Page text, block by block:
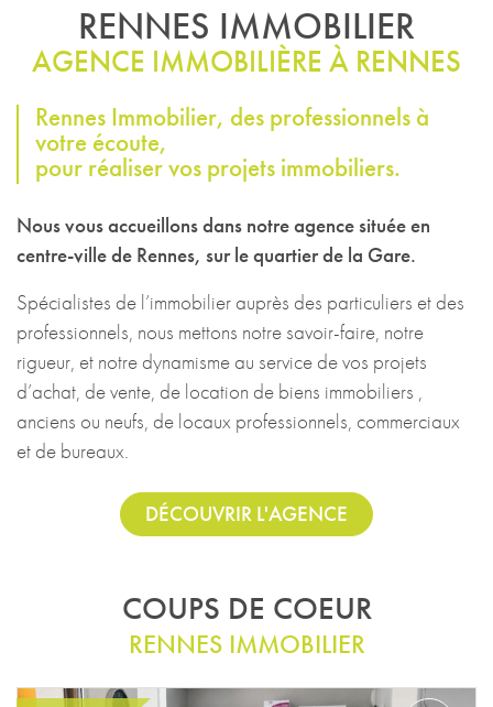
RENNES IMMOBILIER
AGENCE IMMOBILIÈRE À RENNES
Rennes Immobilier, des professionnels à
votre écoute,
pour réaliser vos projets immobiliers.
Nous vous accueillons dans notre agence située en
centre-ville de Rennes, sur le quartier de la Gare.
Spécialistes de l’immobilier auprès des particuliers et des
professionnels, nous mettons notre savoir-faire, notre
rigueur, et notre dynamisme au service de vos projets
d’achat, de vente, de location de biens immobiliers ,
anciens ou neufs, de locaux professionnels, commerciaux
et de bureaux.
DÉCOUVRIR L'AGENCE
COUPS DE COEUR
RENNES IMMOBILIER